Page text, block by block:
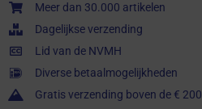
Meer dan 30.000 artikelen
Dagelijkse verzending
Lid van de NVMH
Diverse betaalmogelijkheden
Gratis verzending boven de € 200